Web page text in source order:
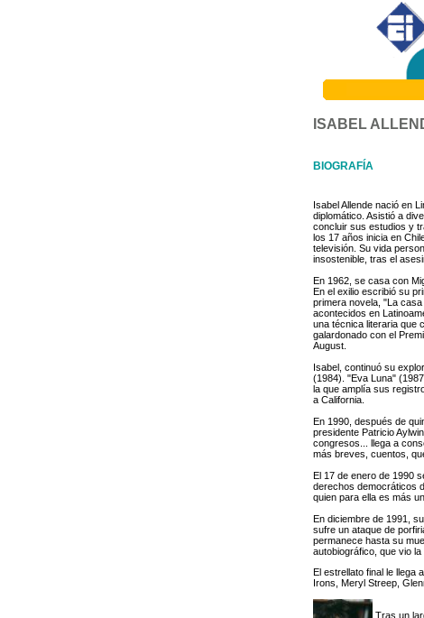
ISABEL
BIOGRAFÍA
Isabel Allende nació en
diplomático. Asistió a
concluir sus estudios y
los 17 años inicia en
televisión. Su vida
insostenible, tras el
En 1962, se casa con
En el exilio escribió su
primera novela, "La
acontecidos en
una técnica literaria que
galardonado con el
August.
Isabel, continuó su
(1984). "Eva Luna"
la que amplía sus
a California.
En 1990, después de
presidente Patricio
congresos... llega a
más breves, cuentos,
El 17 de enero de 1990
derechos democráticos
quien para ella es más
En diciembre de 1991,
sufre un ataque de
permanece hasta su
autobiográfico, que vio la
El estrellato final le llega
Irons, Meryl Streep,
Tras un